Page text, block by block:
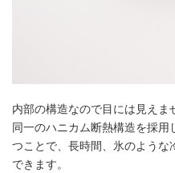
内部の構造なので目には見えま
同一のハニカム断熱構造を採
つことで、長時間、氷のよう
できます。